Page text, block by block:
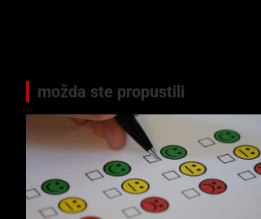
možda ste propustili